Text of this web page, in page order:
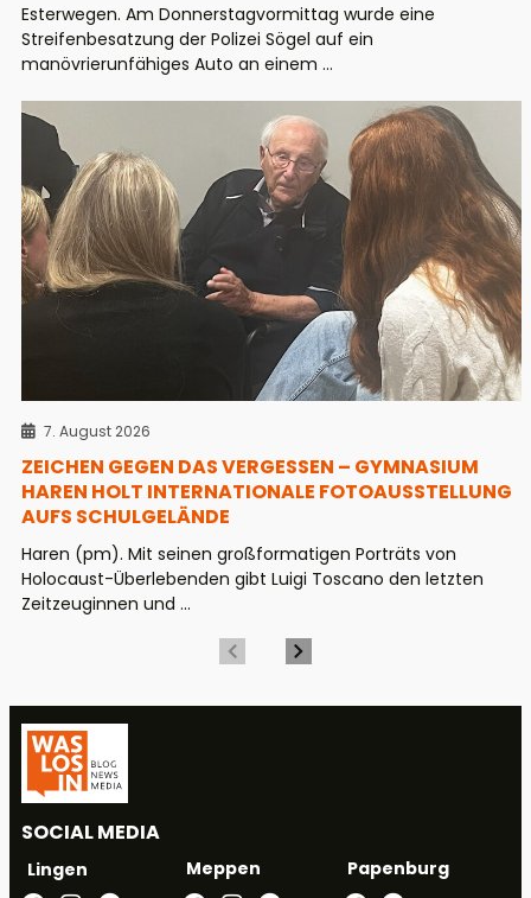
Esterwegen. Am Donnerstagvormittag wurde eine
Streifenbesatzung der Polizei Sögel auf ein
manövrierunfähiges Auto an einem ...
7. August 2026
ZEICHEN GEGEN DAS VERGESSEN – GYMNASIUM
HAREN HOLT INTERNATIONALE FOTOAUSSTELLUNG
AUFS SCHULGELÄNDE
Haren (pm). Mit seinen großformatigen Porträts von
Holocaust-Überlebenden gibt Luigi Toscano den letzten
Zeitzeuginnen und ...
SOCIAL MEDIA
Lingen Meppen Papenburg